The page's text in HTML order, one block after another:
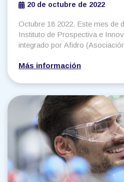
20 de octubre de 2022
Octubre 18 2022. Este mes de
Instituto de Prospectiva e
integrado por Afidro
Más información